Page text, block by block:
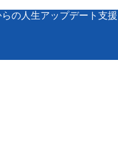
の人生アップデート支援